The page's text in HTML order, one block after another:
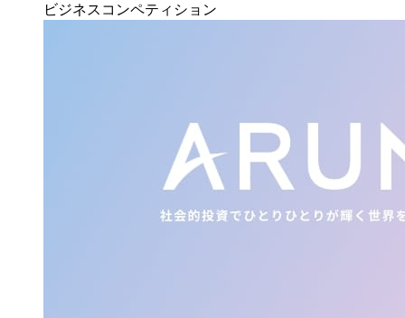
ビジネスコンペティション